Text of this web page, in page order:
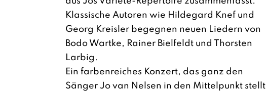
Klassische Autoren wie Hildegard Knef und
Georg Kreisler begegnen neuen Liedern von
Bodo Wartke, Rainer Bielfeldt und Thorsten
Larbig.
Ein farbenreiches Konzert, das ganz den
Sänger Jo van Nelsen in den Mittelpunkt stellt